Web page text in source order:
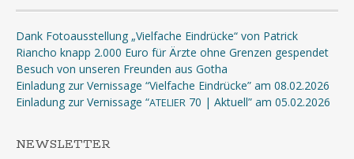
Dank Fotoausstellung „Vielfache Eindrücke“ von Patrick
Riancho knapp 2.000 Euro für Ärzte ohne Grenzen gespendet
Besuch von unseren Freunden aus Gotha
Einladung zur Vernissage “Vielfache Eindrücke” am 08.02.2026
Einladung zur Vernissage “ATELIER 70 | Aktuell” am 05.02.2026
NEWSLETTER